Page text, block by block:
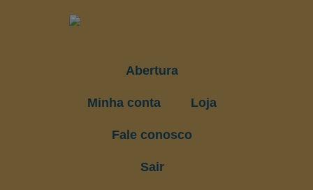
Abertura
Minha conta Loja
Fale conosco
Sair